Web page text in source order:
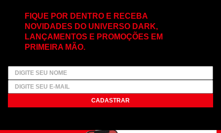
FIQUE POR DENTRO E RECEBA
NOVIDADES DO UNIVERSO DARK,
LANÇAMENTOS E PROMOÇÕES EM
PRIMEIRA MÃO.
CADASTRAR